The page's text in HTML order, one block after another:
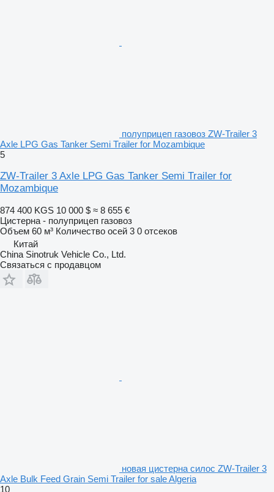
полуприцеп газовоз ZW-Trailer 3
Axle LPG Gas Tanker Semi Trailer for Mozambique
5
ZW-Trailer 3 Axle LPG Gas Tanker Semi Trailer for
Mozambique
874 400 KGS 10 000 $ ≈ 8 655 €
Цистерна - полуприцеп газовоз
Объем 60 м³ Количество осей 3 0 отсеков
Китай
China Sinotruk Vehicle Co., Ltd.
Связаться с продавцом
новая цистерна силос ZW-Trailer 3
Axle Bulk Feed Grain Semi Trailer for sale Algeria
10